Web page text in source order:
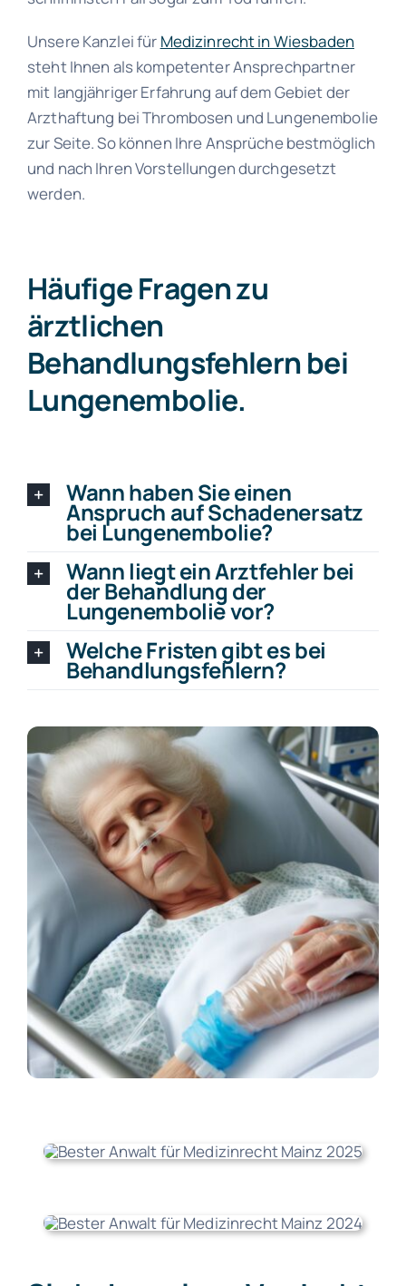
Unsere Kanzlei für Medizinrecht in Wiesbaden
steht Ihnen als kompetenter Ansprechpartner
mit langjähriger Erfahrung auf dem Gebiet der
Arzthaftung bei Thrombosen und Lungenembolie
zur Seite. So können Ihre Ansprüche bestmöglich
und nach Ihren Vorstellungen durchgesetzt
werden.
Häufige Fragen zu
ärztlichen
Behandlungsfehlern bei
Lungenembolie.
Wann haben Sie einen
Anspruch auf Schadenersatz
bei Lungenembolie?
Wann liegt ein Arztfehler bei
der Behandlung der
Lungenembolie vor?
Welche Fristen gibt es bei
Behandlungsfehlern?